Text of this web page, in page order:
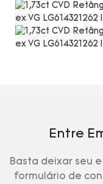
Entre
Basta deixar seu
formulário de